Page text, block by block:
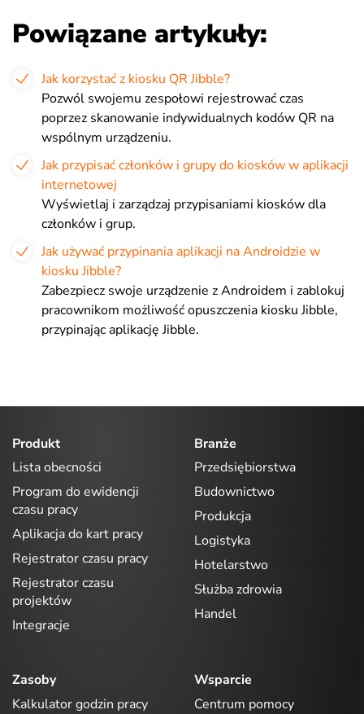
Powiązane artykuły:
Jak korzystać z kiosku QR Jibble?
Pozwól swojemu zespołowi rejestrować czas
poprzez skanowanie indywidualnych kodów QR na
wspólnym urządzeniu.
Jak przypisać członków i grupy do kiosków w aplikacji
internetowej
Wyświetlaj i zarządzaj przypisaniami kiosków dla
członków i grup.
Jak używać przypinania aplikacji na Androidzie w
kiosku Jibble?
Zabezpiecz swoje urządzenie z Androidem i zablokuj
pracownikom możliwość opuszczenia kiosku Jibble,
przypinając aplikację Jibble.
Produkt
Lista obecności
Program do ewidencji
czasu pracy
Aplikacja do kart pracy
Rejestrator czasu pracy
Rejestrator czasu
projektów
Integracje
Branże
Przedsiębiorstwa
Budownictwo
Produkcja
Logistyka
Hotelarstwo
Służba zdrowia
Handel
Zasoby
Kalkulator godzin pracy
Wsparcie
Centrum pomocy